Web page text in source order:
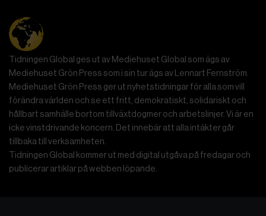
Tidningen Global ges ut av Mediehuset Global som ägs av
Mediehuset Grön Press som i sin tur ägs av Lennart Fernström.
Mediehuset Grön Press ger ut nyhetstidningar för alla som vill
förändra världen och se ett fritt, demokratiskt, solidariskt och
hållbart samhälle bortom tillväxtdogmer och arbetslinjer. Vi är en
icke vinstdrivande koncern. Det innebär att alla intäkter går
tillbaka till verksamheten.
Tidningen Global kommer ut med digital utgåva på fredagar och
publicerar artiklar på webben löpande.